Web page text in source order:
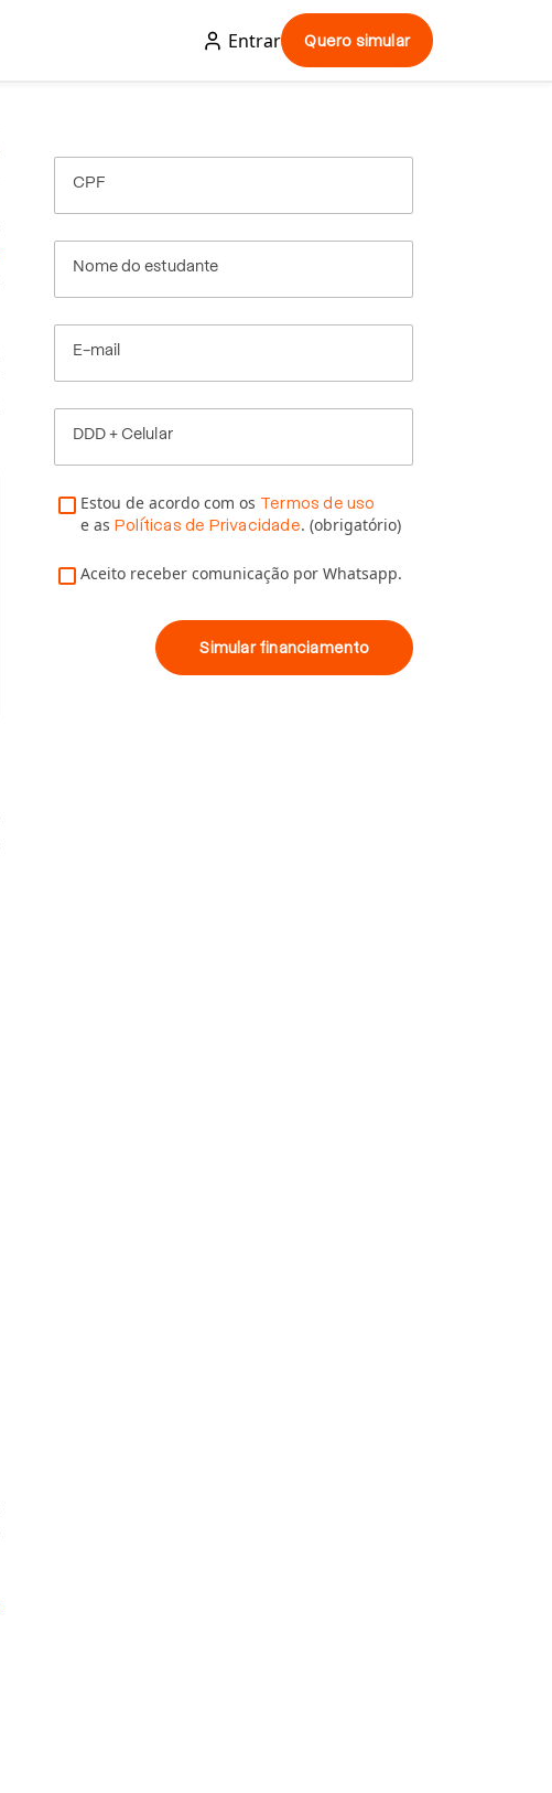
Entrar Quero simular
CPF
Nome do estudante
E-mail
DDD + Celular
Estou de acordo com os Termos de uso
e as Políticas de Privacidade. (obrigatório)
Aceito receber comunicação por Whatsapp.
Simular financiamento